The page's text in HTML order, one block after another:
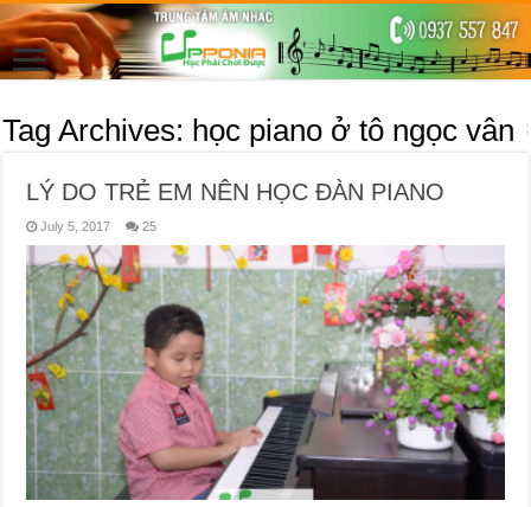
Tag Archives: học piano ở tô ngọc vân
LÝ DO TRẺ EM NÊN HỌC ĐÀN PIANO
July 5, 2017 25